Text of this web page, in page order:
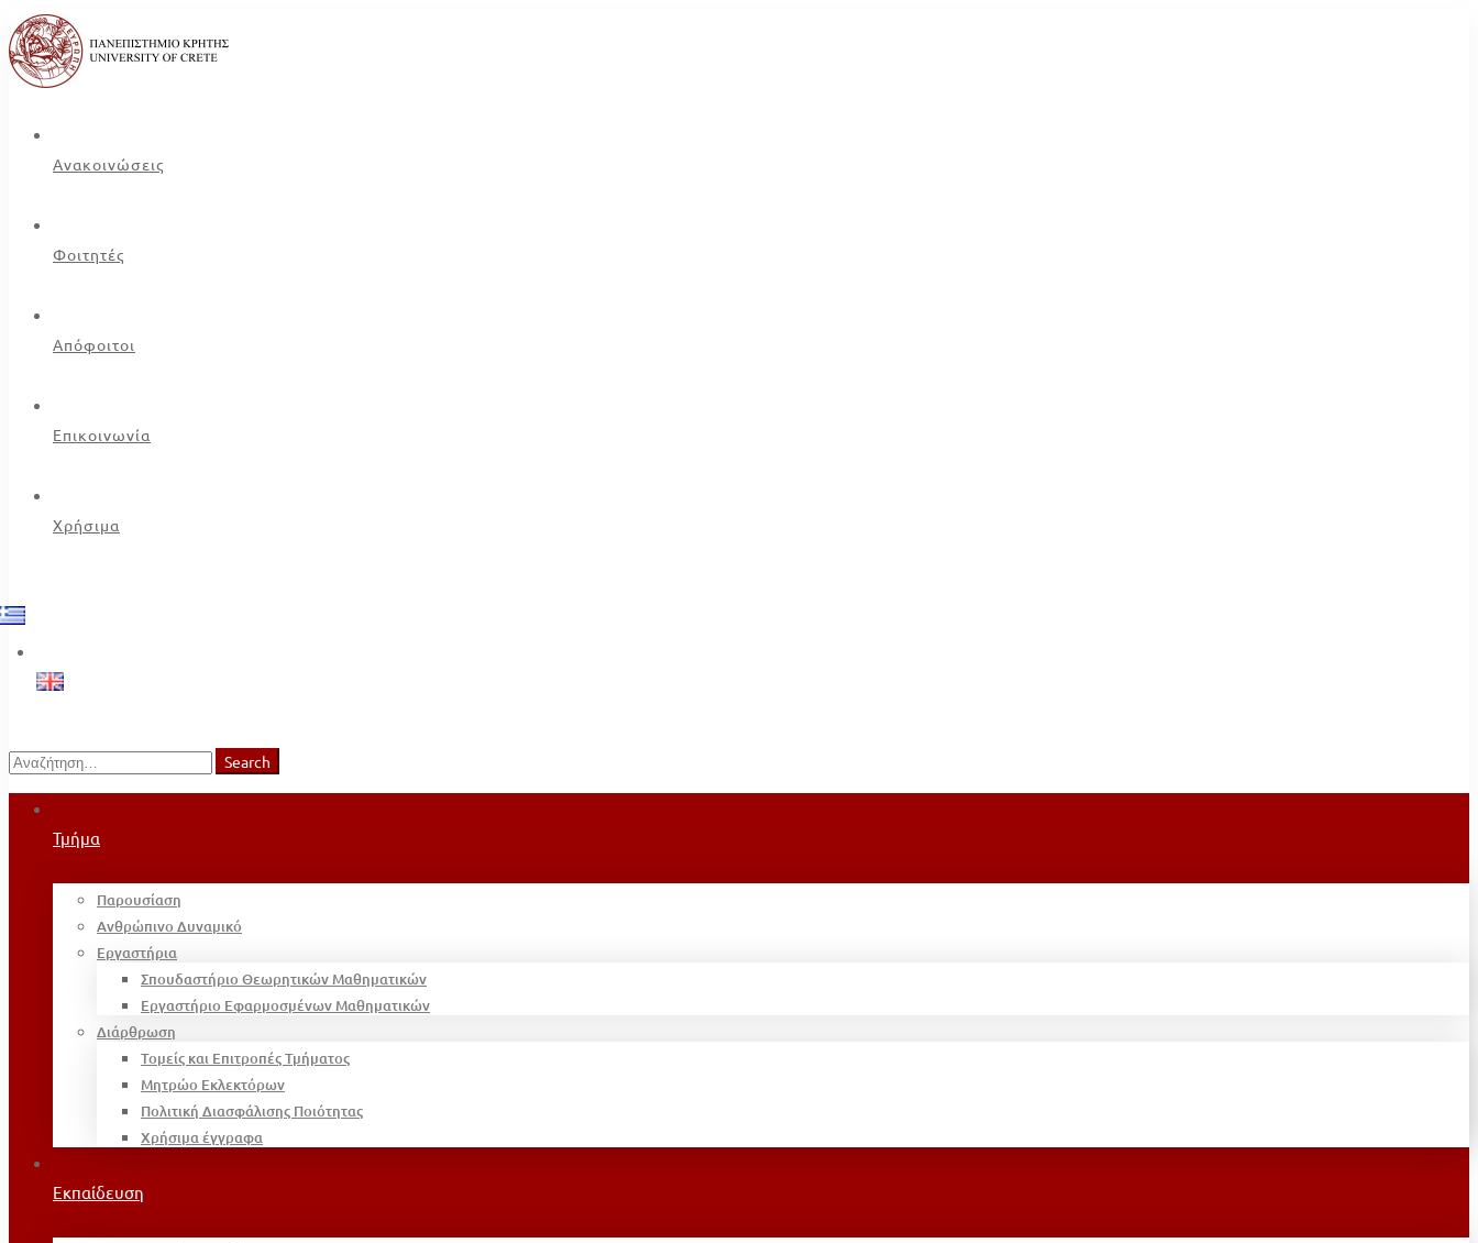
Ανακοινώσεις
Φοιτητές
Απόφοιτοι
Επικοινωνία
Χρήσιμα
Search
for:
Search
Τμήμα
Παρουσίαση
Ανθρώπινο Δυναμικό
Εργαστήρια
Σπουδαστήριο Θεωρητικών Μαθηματικών
Εργαστήριο Εφαρμοσμένων Μαθηματικών
Διάρθρωση
Τομείς και Επιτροπές Τμήματος
Μητρώο Εκλεκτόρων
Πολιτική Διασφάλισης Ποιότητας
Χρήσιμα έγγραφα
Εκπαίδευση